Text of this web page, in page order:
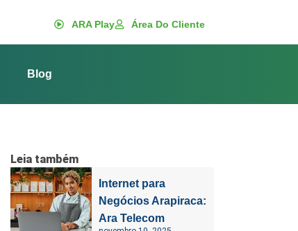
ARA Play Área Do Cliente
Blog
Leia também
Internet para
Negócios Arapiraca:
Ara Telecom